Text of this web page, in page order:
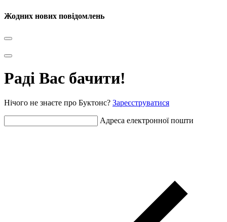
Жодних нових повідомлень
Раді Вас бачити!
Нічого не знаєте про Буктонс? Зареєструватися
Адреса електронної пошти